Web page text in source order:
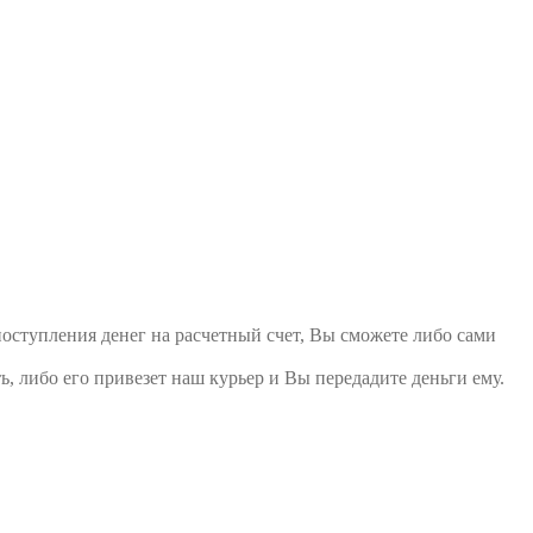
денег на расчетный счет, Вы сможете либо сами
его привезет наш курьер и Вы передадите деньги ему.